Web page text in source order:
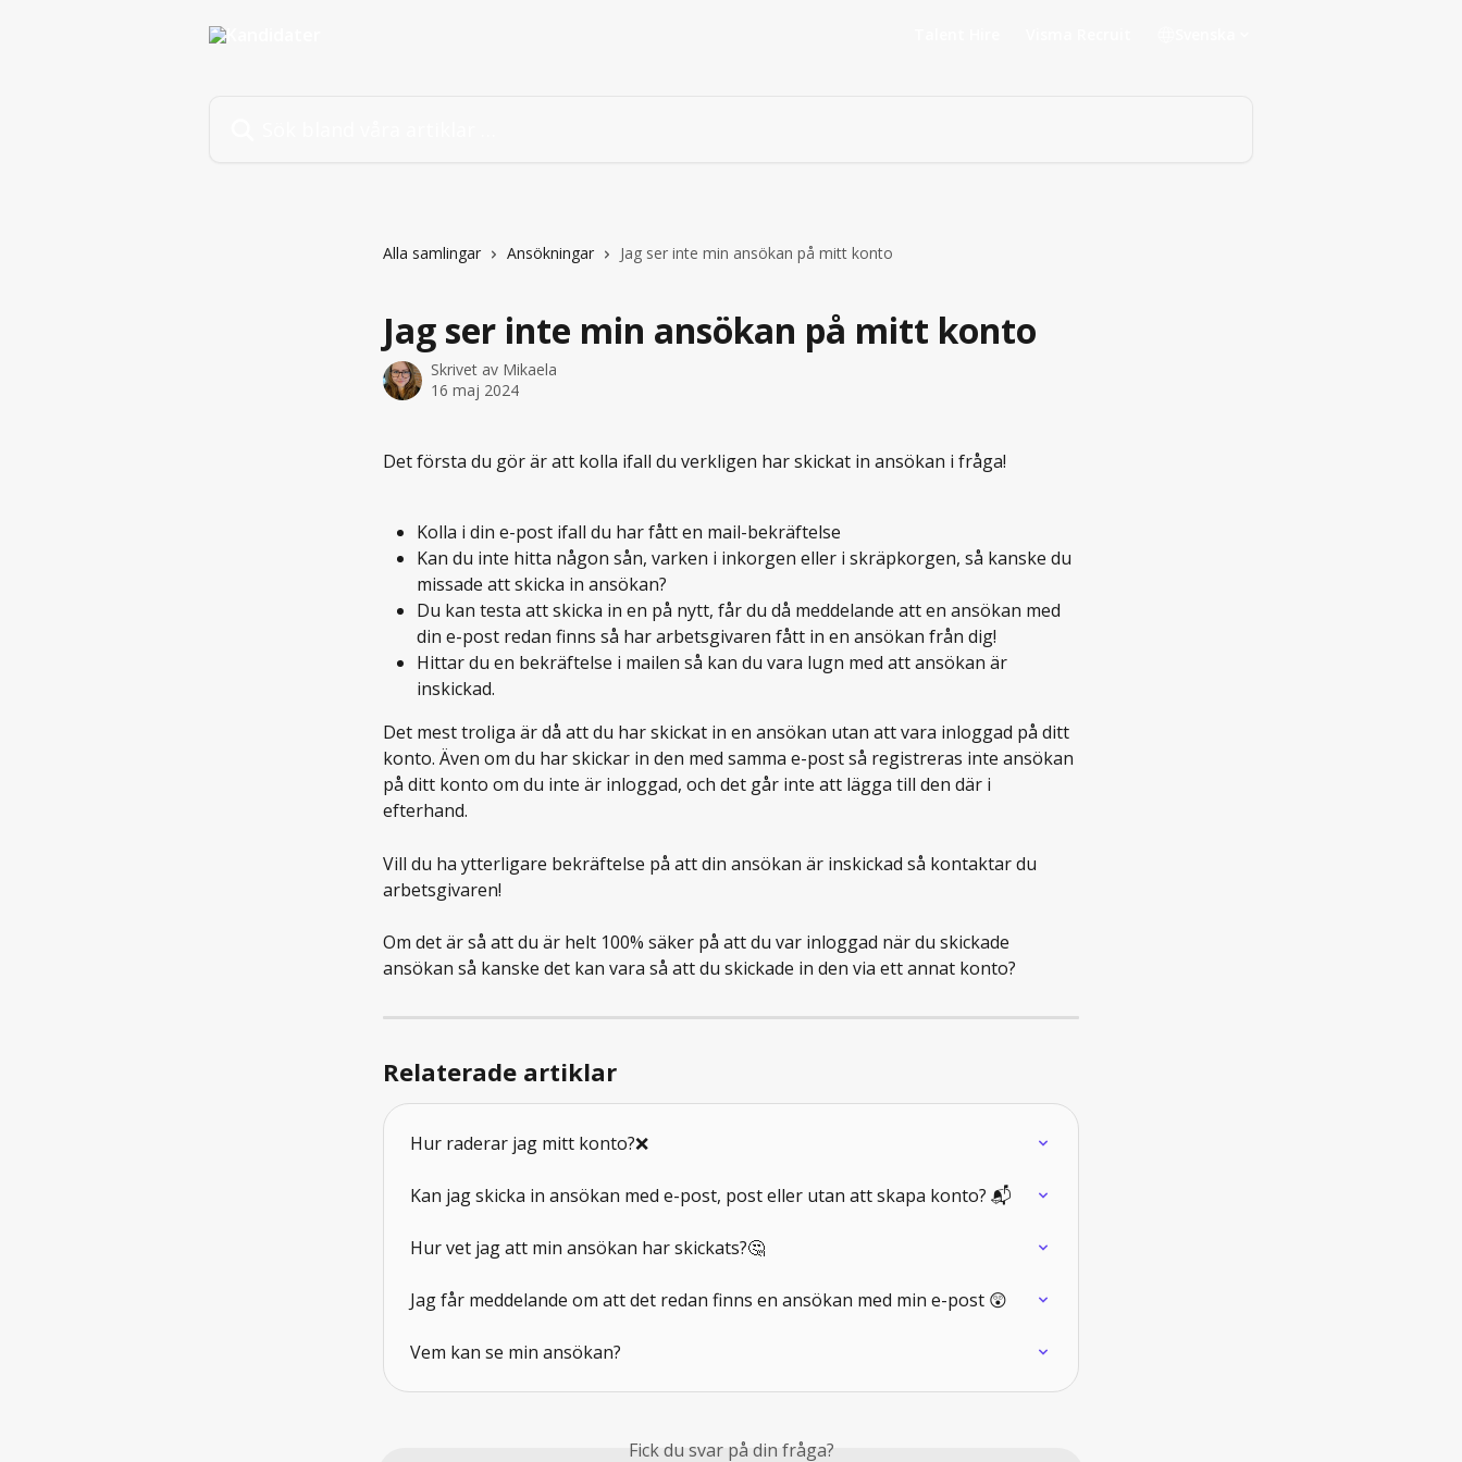
Alla samlingar Ansökningar Jag ser inte min ansökan på mitt konto
Jag ser inte min ansökan på mitt konto
Skrivet av Mikaela
16 maj 2024
Det första du gör är att kolla ifall du verkligen har skickat in ansökan i fråga!
Kolla i din e-post ifall du har fått en mail-bekräftelse
Kan du inte hitta någon sån, varken i inkorgen eller i skräpkorgen, så kanske du
missade att skicka in ansökan?
Du kan testa att skicka in en på nytt, får du då meddelande att en ansökan med
din e-post redan finns så har arbetsgivaren fått in en ansökan från dig!
Hittar du en bekräftelse i mailen så kan du vara lugn med att ansökan är
inskickad.
Det mest troliga är då att du har skickat in en ansökan utan att vara inloggad på ditt
konto. Även om du har skickar in den med samma e-post så registreras inte ansökan
på ditt konto om du inte är inloggad, och det går inte att lägga till den där i
efterhand.
Vill du ha ytterligare bekräftelse på att din ansökan är inskickad så kontaktar du
arbetsgivaren!
Om det är så att du är helt 100% säker på att du var inloggad när du skickade
ansökan så kanske det kan vara så att du skickade in den via ett annat konto?
Relaterade artiklar
Hur raderar jag mitt konto?❌
Kan jag skicka in ansökan med e-post, post eller utan att skapa konto? 📬
Hur vet jag att min ansökan har skickats?🤔
Jag får meddelande om att det redan finns en ansökan med min e-post 😲
Vem kan se min ansökan?
Fick du svar på din fråga?